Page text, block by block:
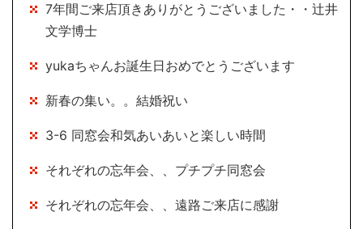
7年間ご来店頂きありがとうございました・・辻井
文学博士
yukaちゃんお誕生日おめでとうございます
新春の集い。。結婚祝い
3-6 同窓会和気あいあいと楽しい時間
それぞれの忘年会、、プチプチ同窓会
それぞれの忘年会、、遠路ご来店に感謝